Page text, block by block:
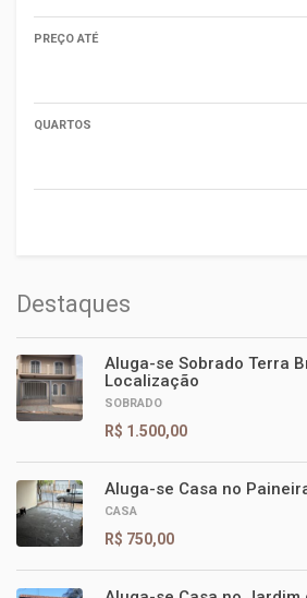
PREÇO ATÉ
QUARTOS
Destaques
Aluga-se Sobrado Terra
Localização
SOBRADO
R$ 1.500,00
Aluga-se Casa no
CASA
R$ 750,00